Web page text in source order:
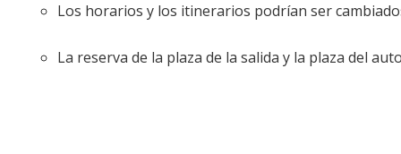
Los horarios y los itinerarios podrían ser
La reserva de la plaza de la salida y la plaza del